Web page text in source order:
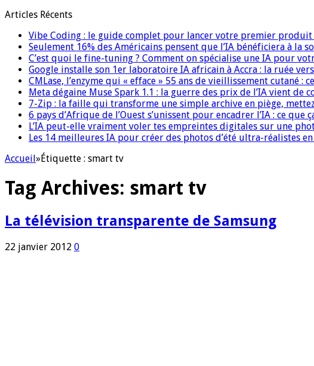
Articles Récents
Vibe Coding : le guide complet pour lancer votre premier produit
Seulement 16% des Américains pensent que l’IA bénéficiera à la
C’est quoi le fine-tuning ? Comment on spécialise une IA pour
Google installe son 1er laboratoire IA africain à Accra : la ruée
CMLase, l’enzyme qui « efface » 55 ans de vieillissement cutané :
Meta dégaine Muse Spark 1.1 : la guerre des prix de l’IA vient de
7-Zip : la faille qui transforme une simple archive en piège,
6 pays d’Afrique de l’Ouest s’unissent pour encadrer l’IA : ce que
L’IA peut-elle vraiment voler tes empreintes digitales sur une
Les 14 meilleures IA pour créer des photos d’été ultra-réalistes
Accueil»Étiquette : smart tv
Tag Archives: smart tv
La télévision transparente de Samsung
22 janvier 2012 0